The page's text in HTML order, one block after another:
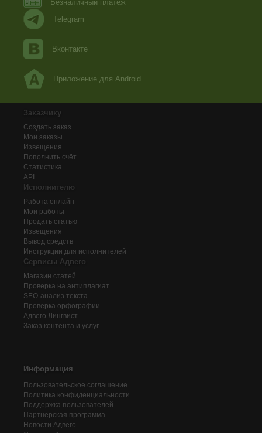
Безналичный платеж
Telegram
Вконтакте
Приложение для Android
Заказчику
Создать заказ
Мои заказы
Извещения
Пополнить счёт
Статистика
API
Исполнителю
Работа онлайн
Мои работы
Продать статью
Извещения
Вывод средств
Инструкции для исполнителей
Сервисы Адвего
Магазин статей
Проверка на антиплагиат
SEO-анализ текста
Проверка орфографии
Адвего Лингвист
Заказ контента и услуг
Информация
Пользовательское соглашение
Политика конфиденциальности
Поддержка пользователей
Партнерская программа
Новости Адвего